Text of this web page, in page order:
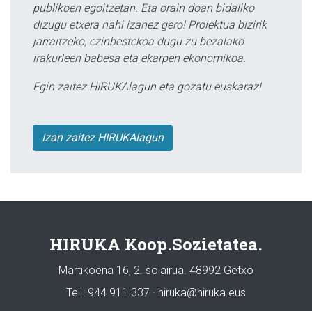
publikoen egoitzetan. Eta orain doan bidaliko
dizugu etxera nahi izanez gero! Proiektua bizirik
jarraitzeko, ezinbestekoa dugu zu bezalako
irakurleen babesa eta ekarpen ekonomikoa.
Egin zaitez HIRUKAlagun eta gozatu euskaraz!
Izan zaitez HIRUKAlagun
HIRUKA Koop.Sozietatea.
Martikoena 16, 2. solairua. 48992 Getxo
Tel.: 944 911 337 · hiruka@hiruka.eus